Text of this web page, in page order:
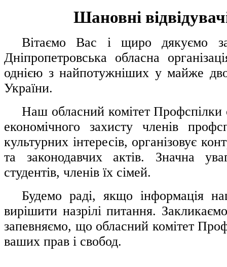
Шановні
Вітаємо Вас і щиро дякуємо за
Дніпропетровська обласна
однією з найпотужніших у майже
України.
Наш обласний комітет Профспілки
економічного захисту членів
культурних інтересів, організовує
та законодавчих актів. Значна
студентів, членів їх сімей.
Будемо раді, якщо інформація
вирішити назрілі питання.
запевняємо, що обласний комітет
ваших прав і свобод.